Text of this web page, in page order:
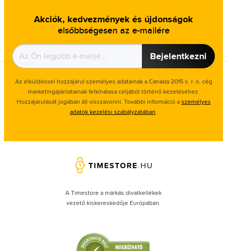
Akciók, kedvezmények és újdonságok
elsőbbségesen az e-mailére
Bejelentkezni
Az elküldéssel hozzájárul személyes adatainak a Canada 2015 s. r. o. cég
marketingajánlatainak felkínálasa céljából történő kezeléséhez.
Hozzájárulását jogában áll visszavonni. További információ aszemélyes
adatok kezelési szabályzatában.
A Timestore a márkás divatkellékek
vezető kiskereskedője Európában.